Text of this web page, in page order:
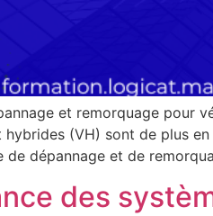
et remorquage pour
hybrides (VH) sont de plus
de dépannage et de
des